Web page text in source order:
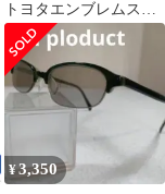
トヨタエンブレムステ
アリングステッカー！
日本製！青
¥3,350